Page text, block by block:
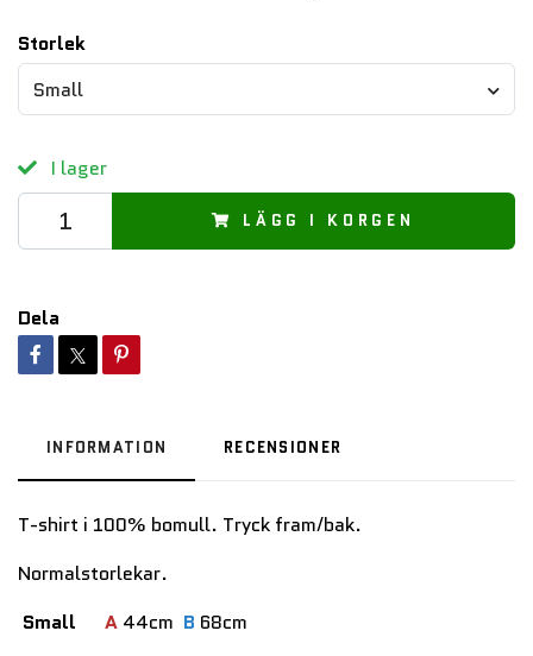
Storlek
Small
I lager
LÄGG I KORGEN
Dela
INFORMATION RECENSIONER
T-shirt i 100% bomull. Tryck fram/bak.
Normalstorlekar.
Small
A 44cm B 68cm